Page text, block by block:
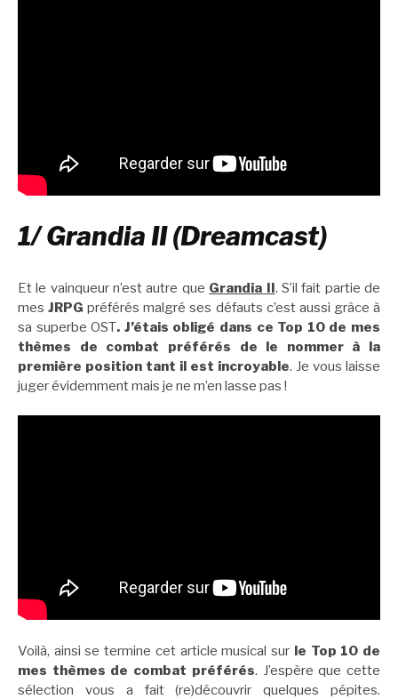
1/ Grandia II (Dreamcast)
Et le vainqueur n’est autre que Grandia II. S’il fait partie de
mesJRPGpréférés malgré ses défauts c’est aussi grâce à
sa superbe OST. J’étais obligé dans ce Top 10 de mes
thèmes de combat préférés de le nommer à la
première position tant il est incroyable. Je vous laisse
juger évidemment mais je ne m’en lasse pas !
Voilà, ainsi se termine cet article musical sur le Top 10 de
mes thèmes de combat préférés. J’espère que cette
sélection vous a fait (re)découvrir quelques pépites.